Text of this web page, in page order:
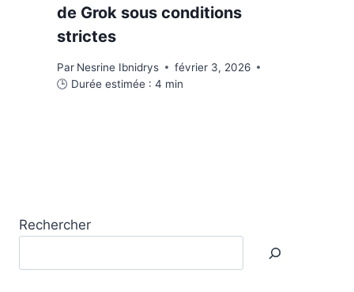
de Grok sous conditions
strictes
Par Nesrine Ibnidrys
février 3, 2026
🕒 Durée estimée : 4 min
Rechercher